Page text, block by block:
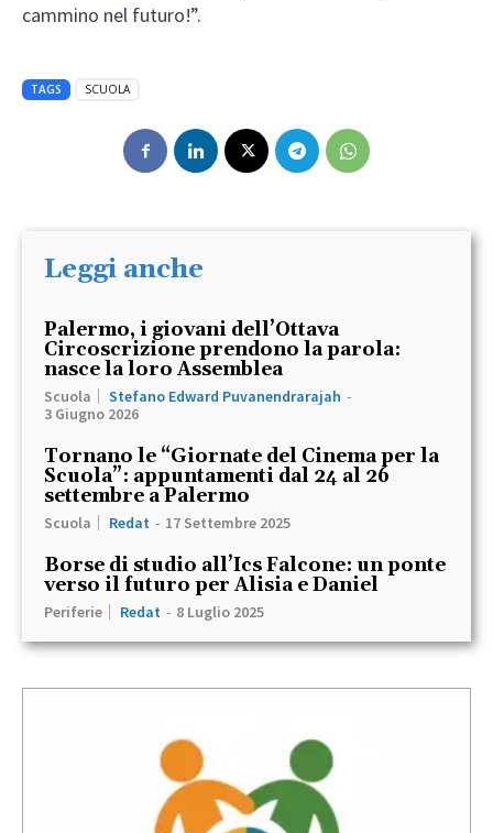
cammino nel futuro!”.
TAGS SCUOLA
Leggi anche
Palermo, i giovani dell’Ottava
Circoscrizione prendono la parola:
nasce la loro Assemblea
Scuola Stefano Edward Puvanendrarajah -
3 Giugno 2026
Tornano le “Giornate del Cinema per la
Scuola”: appuntamenti dal 24 al 26
settembre a Palermo
Scuola Redat - 17 Settembre 2025
Borse di studio all’Ics Falcone: un ponte
verso il futuro per Alisia e Daniel
Periferie Redat - 8 Luglio 2025